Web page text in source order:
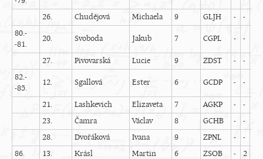
26. Chudějová Michaela 9 GLJH - -
80.-
-81.
20. Svoboda Jakub 7 CGPL - -
27. Pivovarská Lucie 9 ZDST - -
82.-
-85.
12. Sgallová Ester 6 GCDP - -
21. Lashkevich Elizaveta 7 AGKP - -
23.
Čamra Václav 8 GCHB - -
28.
Dvořáková Ivana 9 ZPNL - -
86.
13. Krásl Martin 6 ZSOB - 2